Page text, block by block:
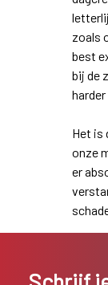
zoals
best
bij de
Het is
onze
er